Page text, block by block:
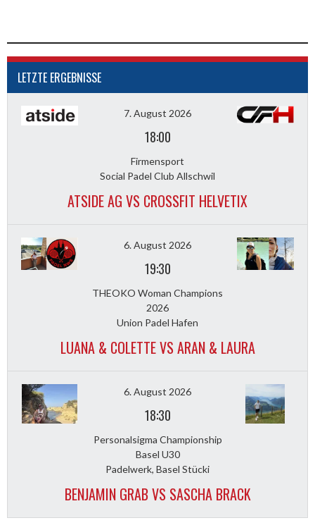
LETZTE ERGEBNISSE
7. August 2026
18:00
Firmensport
Social Padel Club Allschwil
ATSIDE AG VS CROSSFIT HELVETIX
6. August 2026
19:30
THEOKO Woman Champions
2026
Union Padel Hafen
LUANA & COLETTE VS ARAN & LAURA
6. August 2026
18:30
Personalsigma Championship
Basel U30
Padelwerk, Basel Stücki
BENJAMIN GRAB VS SASCHA BRACK